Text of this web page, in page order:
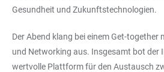
Gesundheit und Zukunftstechnologien.
Der Abend klang bei einem Get-together
und Networking aus. Insgesamt bot der
wertvolle Plattform für den Austausch